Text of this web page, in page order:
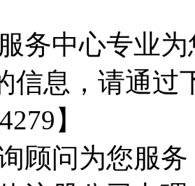
务中心专业为
信息，请通过
】
顾问为您服务